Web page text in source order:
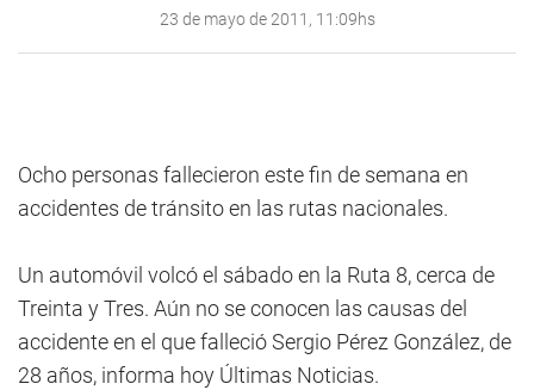
23 de mayo de 2011, 11:09hs
Ocho personas fallecieron este fin de semana en
accidentes de tránsito en las rutas nacionales.
Un automóvil volcó el sábado en la Ruta 8, cerca de
Treinta y Tres. Aún no se conocen las causas del
accidente en el que falleció Sergio Pérez González, de
28 años, informa hoy Últimas Noticias.